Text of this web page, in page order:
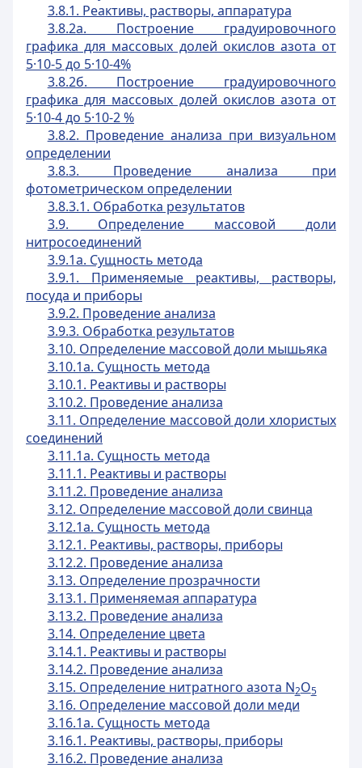
3.8.1. Реактивы, растворы, аппаратура
3.8.2а. Построение градуировочного
графика для массовых долей окислов азота от
5·10-5 до 5·10-4%
3.8.2б. Построение градуировочного
графика для массовых долей окислов азота от
5·10-4 до 5·10-2 %
3.8.2. Проведение анализа при визуальном
определении
3.8.3. Проведение анализа при
фотометрическом определении
3.8.3.1. Обработка результатов
3.9. Определение массовой доли
нитросоединений
3.9.1а. Сущность метода
3.9.1. Применяемые реактивы, растворы,
посуда и приборы
3.9.2. Проведение анализа
3.9.3. Обработка результатов
3.10. Определение массовой доли мышьяка
3.10.1а. Сущность метода
3.10.1. Реактивы и растворы
3.10.2. Проведение анализа
3.11. Определение массовой доли хлористых
соединений
3.11.1а. Сущность метода
3.11.1. Реактивы и растворы
3.11.2. Проведение анализа
3.12. Определение массовой доли свинца
3.12.1а. Сущность метода
3.12.1. Реактивы, растворы, приборы
3.12.2. Проведение анализа
3.13. Определение прозрачности
3.13.1. Применяемая аппаратура
3.13.2. Проведение анализа
3.14. Определение цвета
3.14.1. Реактивы и растворы
3.14.2. Проведение анализа
3.15. Определение нитратного азота N2O5
3.16. Определение массовой доли меди
3.16.1а. Сущность метода
3.16.1. Реактивы, растворы, приборы
3.16.2. Проведение анализа